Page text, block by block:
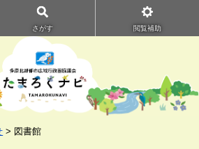
さがす 閲覧補助
> 図書館